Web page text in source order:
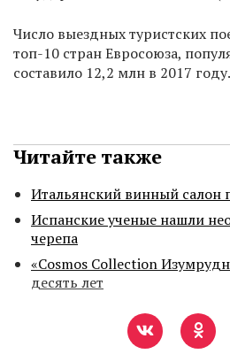
Число выездных туристских
топ-10 стран Евросоюза,
составило 12,2 млн в 2017 году.
Читайте также
Итальянский винный салон
Испанские ученые нашли
черепа
«Cosmos Collection
десять лет